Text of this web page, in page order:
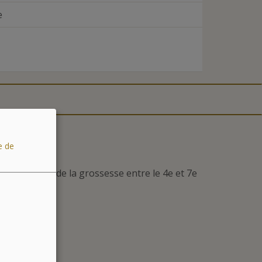
inconforts de la grossesse entre le 4e et 7e
de